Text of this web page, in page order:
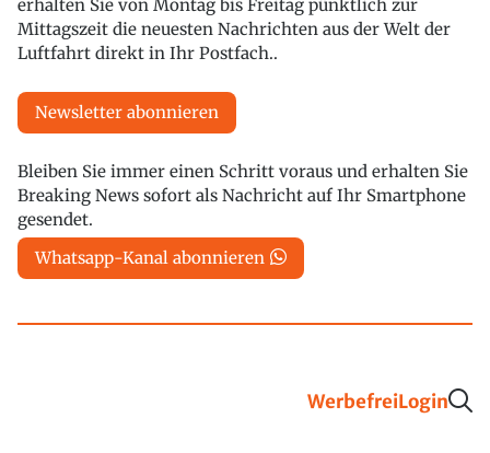
erhalten Sie von Montag bis Freitag pünktlich zur
Mittagszeit die neuesten Nachrichten aus der Welt der
Luftfahrt direkt in Ihr Postfach..
Newsletter abonnieren
Bleiben Sie immer einen Schritt voraus und erhalten Sie
Breaking News sofort als Nachricht auf Ihr Smartphone
gesendet.
Whatsapp-Kanal abonnieren
WerbefreiLogin